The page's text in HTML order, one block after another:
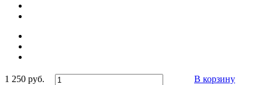
1 250 руб.
В корзину